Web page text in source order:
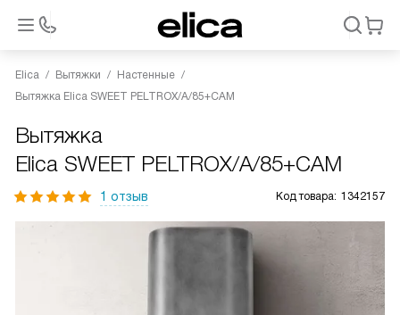
Elica Вытяжки
Настенные
Вытяжка Elica SWEET PELTROX/A/85+CAM
Вытяжка
Elica SWEET PELTROX/A/85+CAM
1 отзыв Код товара: 1342157